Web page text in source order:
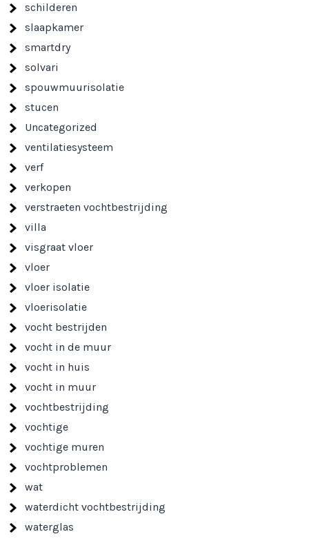
schilderen
slaapkamer
smartdry
solvari
spouwmuurisolatie
stucen
Uncategorized
ventilatiesysteem
verf
verkopen
verstraeten vochtbestrijding
villa
visgraat vloer
vloer
vloer isolatie
vloerisolatie
vocht bestrijden
vocht in de muur
vocht in huis
vocht in muur
vochtbestrijding
vochtige
vochtige muren
vochtproblemen
wat
waterdicht vochtbestrijding
waterglas